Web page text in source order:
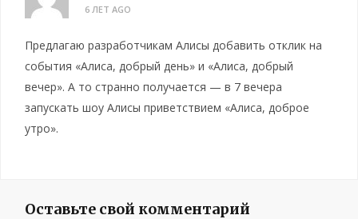
6 ЛЕТ AGO
Предлагаю разработчикам Алисы добавить отклик на
события «Алиса, добрый день» и «Алиса, добрый
вечер». А то странно получается — в 7 вечера
запускать шоу Алисы приветствием «Алиса, доброе
утро».
Оставьте свой комментарий